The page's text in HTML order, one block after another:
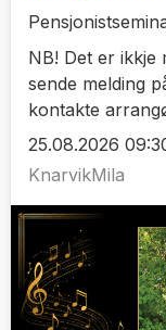
NB! Det er ikkje
sende melding
kontakte
25.08.2026
KnarvikMila